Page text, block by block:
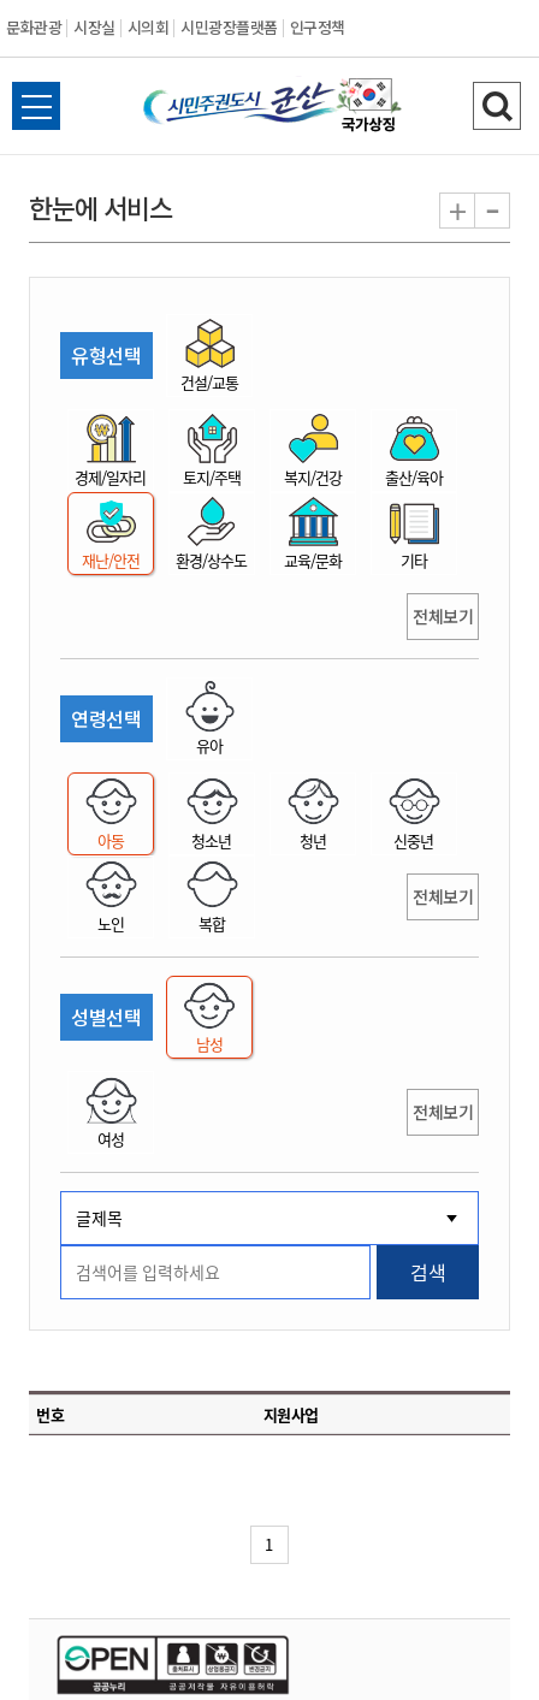
문화관광 시장실 시의회 시민광장플랫폼 인구정책
시
민
권
시
산
전
체
뉴
열
검
색
기
한눈에 서비스 + -
유형선택
건설/교통
경제/일자리 토지/주택 복지/건강 출산/육아
재난/안전 환경/상수도 교육/문화 기타
전체보기
연령선택
유아
아동 청소년 청년 신중년
노인 복합
전체보기
성별선택
남성
여성
전체보기
검색
번호 지원사업
1